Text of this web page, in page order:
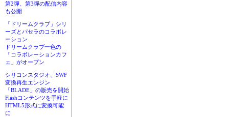
第2弾、第3弾の配信内容
も公開
「ドリームクラブ」シリ
ーズとパセラのコラボレ
ーション
ドリームクラブ一色の
「コラボレーションカフ
ェ」がオープン
シリコンスタジオ、SWF
変換再生エンジン
「BLADE」の販売を開始
Flashコンテンツを手軽に
HTML5形式に変換可能
に